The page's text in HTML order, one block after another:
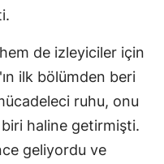
de izleyiciler için
ilk bölümden beri
ruhu, onu
haline getirmişti.
geliyordu ve